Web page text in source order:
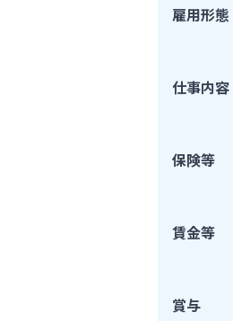
雇用形態
仕事内容
保険等
賃金等
賞与